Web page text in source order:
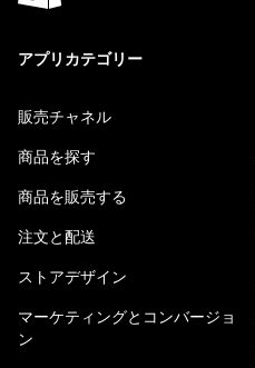
アプリカテゴリー
販売チャネル
商品を探す
商品を販売する
注文と配送
ストアデザイン
マーケティングとコンバージョ
ン